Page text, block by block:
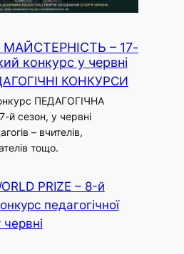
– 17-
конкурс у червні
КОНКУРСИ
ПЕДАГОГІЧНА
сезон, у червні
– вчителів,
тощо.